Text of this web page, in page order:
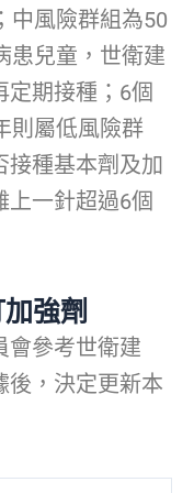
中風險群組為50
患兒童，世衛建
期接種；6個
則屬低風險群
接種基本劑及加
上一針超過6個
強劑
會參考世衛建
後，決定更新本